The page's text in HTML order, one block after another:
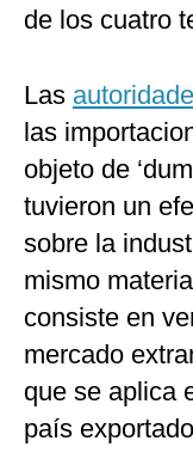
de los cuatro
Las
las
objeto de
tuvieron un
sobre la
mismo
consiste en
mercado
que se aplica
país